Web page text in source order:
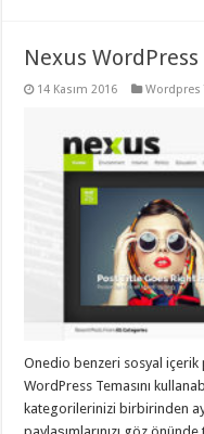
Nexus WordPress
14 Kasım 2016 Wordpres
Onedio benzeri sosyal içerik
WordPress Temasını
kategorilerinizi birbirinden